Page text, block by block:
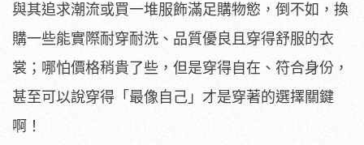
與其追求潮流或買一堆服飾滿足購物慾，倒不如，換
購一些能實際耐穿耐洗、品質優良且穿得舒服的衣
裳；哪怕價格稍貴了些，但是穿得自在、符合身份，
甚至可以說穿得「最像自己」才是穿著的選擇關鍵
啊！